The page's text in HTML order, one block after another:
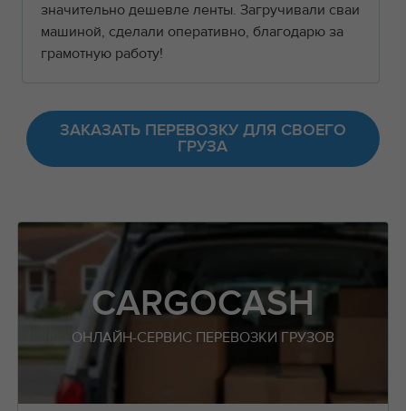
значительно дешевле ленты. Загручивали сваи
машиной, сделали оперативно, благодарю за
грамотную работу!
ЗАКАЗАТЬ ПЕРЕВОЗКУ ДЛЯ СВОЕГО
ГРУЗА
CARGOCASH
ОНЛАЙН-СЕРВИС ПЕРЕВОЗКИ ГРУЗОВ